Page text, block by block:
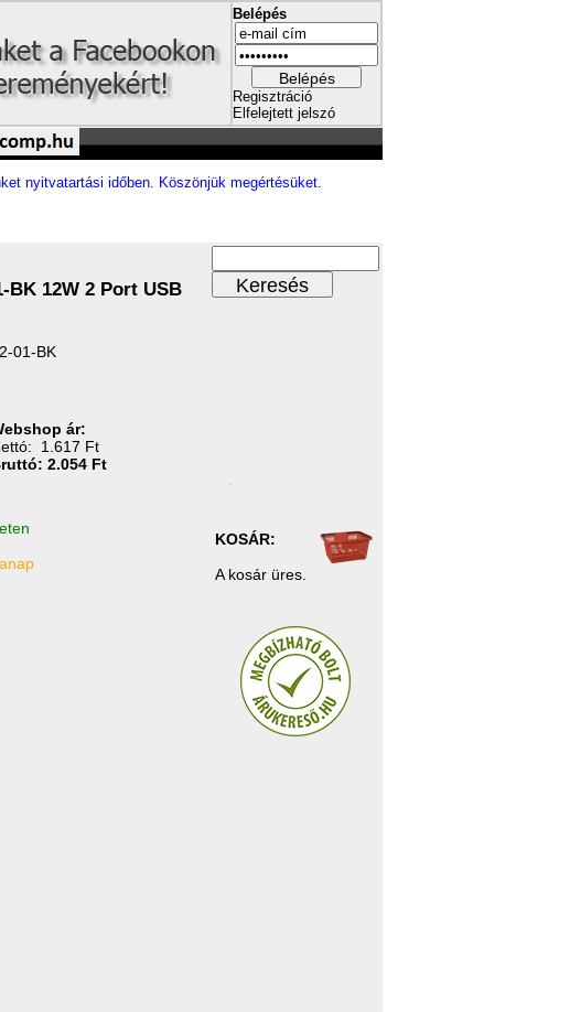
Belépés
Belépés
Regisztráció
Elfelejtett jelszó
nyitvatartási időben. Köszönjük megértésüket.
BK 12W 2 Port USB
01-BK
ár:
1.617 Ft
2.054 Ft
KOSÁR:
A kosár üres.